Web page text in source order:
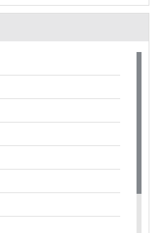
о том, как купить
1 зеркальной дверью
у нашего